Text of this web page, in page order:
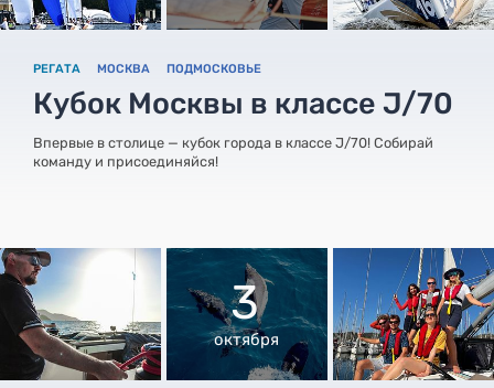
РЕГАТА МОСКВА ПОДМОСКОВЬЕ
Кубок Москвы в классе J/70
Впервые в столице — кубок города в классе J/70! Собирай
команду и присоединяйся!
3
октября